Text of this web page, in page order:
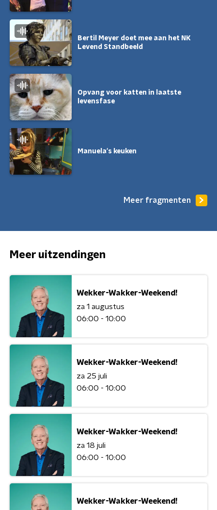
Bertil Meyer doet mee aan het NK
Levend Standbeeld
Opvang voor katten in laatste
levensfase
Manuela's keuken
Meer fragmenten
Meer uitzendingen
Wekker-Wakker-Weekend!
za 1 augustus
06:00 - 10:00
Wekker-Wakker-Weekend!
za 25 juli
06:00 - 10:00
Wekker-Wakker-Weekend!
za 18 juli
06:00 - 10:00
Wekker-Wakker-Weekend!